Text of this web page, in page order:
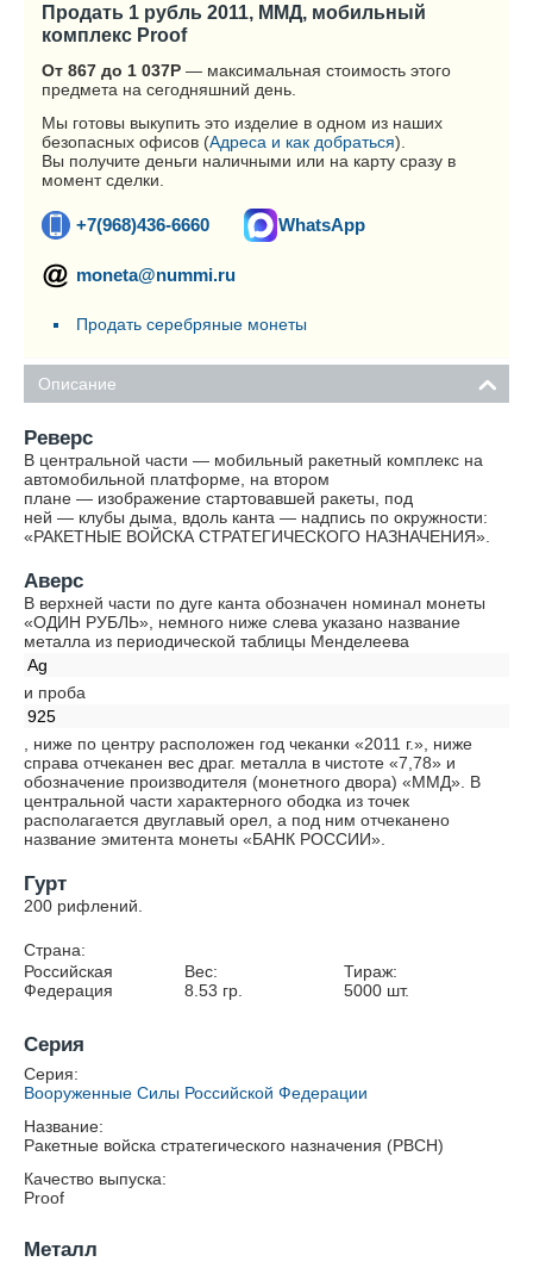
Продать 1 рубль 2011, ММД, мобильный
комплекс Proof
От 867 до 1 037Р — максимальная стоимость этого
предмета на сегодняшний день.
Мы готовы выкупить это изделие в одном из наших
безопасных офисов (Адреса и как добраться).
Вы получите деньги наличными или на карту сразу в
момент сделки.
+7(968)436-6660 WhatsApp
moneta@nummi.ru
Продать серебряные монеты
Описание
Реверс
В центральной части — мобильный ракетный комплекс на
автомобильной платформе, на втором
плане — изображение стартовавшей ракеты, под
ней — клубы дыма, вдоль канта — надпись по окружности:
«РАКЕТНЫЕ ВОЙСКА СТРАТЕГИЧЕСКОГО НАЗНАЧЕНИЯ».
Аверс
В верхней части по дуге канта обозначен номинал монеты
«ОДИН РУБЛЬ», немного ниже слева указано название
металла из периодической таблицы Менделеева
Ag
и проба
925
, ниже по центру расположен год чеканки «2011 г.», ниже
справа отчеканен вес драг. металла в чистоте «7,78» и
обозначение производителя (монетного двора) «ММД». В
центральной части характерного ободка из точек
располагается двуглавый орел, а под ним отчеканено
название эмитента монеты «БАНК РОССИИ».
Гурт
200 рифлений.
Страна:
Российская
Федерация
Вес:
8.53 гр.
Тираж:
5000 шт.
Серия
Серия:
Вооруженные Силы Российской Федерации
Название:
Ракетные войска стратегического назначения (РВСН)
Качество выпуска:
Proof
Металл